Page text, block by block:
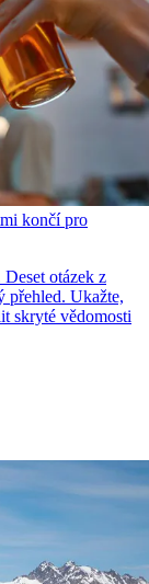
končí pro
otázek z
přehled. Ukažte,
skryté vědomosti